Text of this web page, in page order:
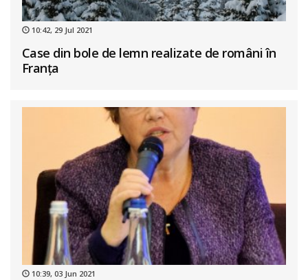
10:42, 29 Jul 2021
Case din bole de lemn realizate de români în
Franța
10:39, 03 Jun 2021